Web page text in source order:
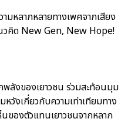
หลากหลายทางเพศจากเสียง
วคิด New Gen, New Hope!
พลังของเยาวชน ร่วมสะท้อนมุม
วังเกี่ยวกับความเท่าเทียมทาง
ของตัวแทนเยาวชนจากหลาก